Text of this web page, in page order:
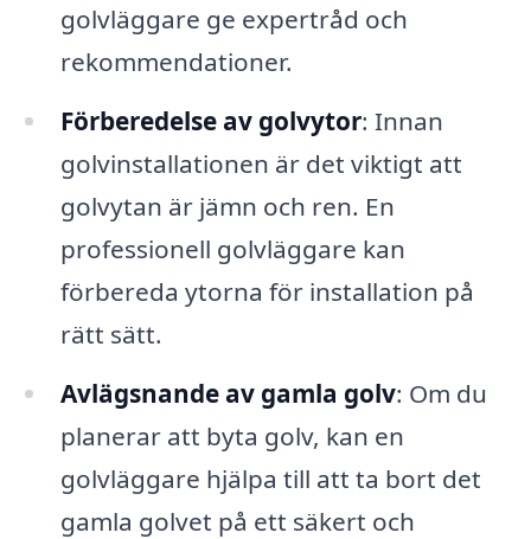
golvläggare ge expertråd och
rekommendationer.
Förberedelse av golvytor: Innan
golvinstallationen är det viktigt att
golvytan är jämn och ren. En
professionell golvläggare kan
förbereda ytorna för installation på
rätt sätt.
Avlägsnande av gamla golv: Om du
planerar att byta golv, kan en
golvläggare hjälpa till att ta bort det
gamla golvet på ett säkert och